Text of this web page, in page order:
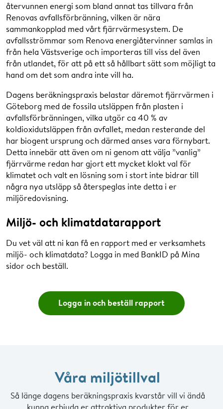
återvunnen energi som bland annat tas tillvara från
Renovas avfallsförbränning, vilken är nära
sammankopplad med vårt fjärrvärmesystem. De
avfallsströmmar som Renova energiåtervinner samlas in
från hela Västsverige och importeras till viss del även
från utlandet, för att på ett så hållbart sätt som möjligt ta
hand om det som andra inte vill ha.
Dagens beräkningspraxis belastar däremot fjärrvärmen i
Göteborg med de fossila utsläppen från plasten i
avfallsförbränningen, vilka utgör ca 40 % av
koldioxidutsläppen från avfallet, medan resterande del
har biogent ursprung och därmed anses vara förnybart.
Detta innebär att även om ni genom att välja ”vanlig”
fjärrvärme redan har gjort ett mycket klokt val för
klimatet och valt en lösning som i stort inte bidrar till
några nya utsläpp så återspeglas inte detta i er
miljöredovisning.
Miljö- och klimatdatarapport
Du vet väl att ni kan få en rapport med er verksamhets
miljö- och klimatdata? Logga in med BankID på Mina
sidor och beställ.
Logga in och beställ rapport
Våra miljötillval
Så länge dagens beräkningspraxis kvarstår vill vi ändå
kunna erbjuda er attraktiva produkter för er